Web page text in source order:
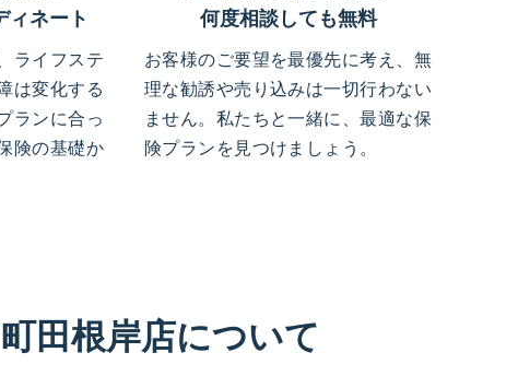
ィネート
ライフステ
は変化する
ランに合っ
険の基礎か
何度相談しても無料
お客様のご要望を最優先に考え、無
理な勧誘や売り込みは一切行わない
ません。私たちと一緒に、最適な保
険プランを見つけましょう。
田根岸店について